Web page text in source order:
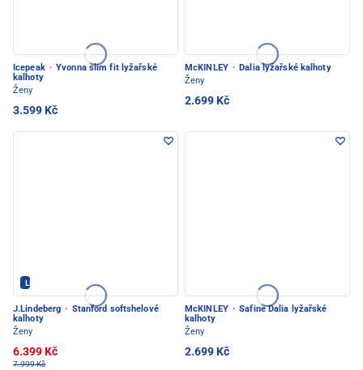
Icepeak · Yvonna slim fit lyžařské
kalhoty
Ženy
3.599 Kč
McKINLEY · Dalia lyžařské kalhoty
Ženy
2.699 Kč
LINDEBERG - PEC POD SNĚŽKOU
J.Lindeberg · Stanford softshelové
kalhoty
Ženy
6.399 Kč
7.999 Kč
McKINLEY · Safine Dalia lyžařské
kalhoty
Ženy
2.699 Kč